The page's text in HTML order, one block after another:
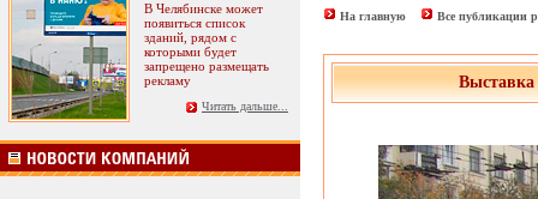
В Челябинске может
появиться список
зданий, рядом с
которыми будет
запрещено размещать
рекламу
Читать дальше...
На главную Все публикации
Выставка